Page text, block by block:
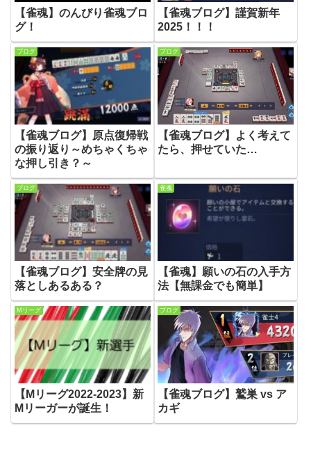
【雀魂】のんびり雀魂ブロ
グ！
【雀魂ブログ】謹賀新年
2025！！！
ブログ
【雀魂ブログ】原点復帰戦
の振り返り～めちゃくちゃ
な押し引き？～
ブログ
【雀魂ブログ】よく考えて
たら、押せていた…
ブログ
【雀魂ブログ】安全牌の見
落としあるある？
雀魂
【雀魂】願いの石の入手方
法【無課金でも簡単】
Mリーグ
【Mリーグ2022-2023】新
Mリーガーが誕生！
ブログ
【雀魂ブログ】鷲巣 vs ア
カギ